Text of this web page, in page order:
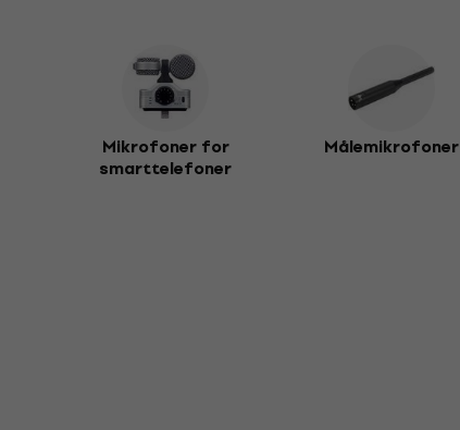
Mikrofoner for
smarttelefoner
Målemikrofoner